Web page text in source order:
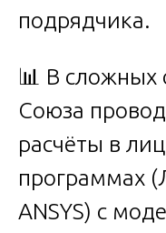
подрядчика.
📊 В сложных
Союза
расчёты в
программах
ANSYS) с